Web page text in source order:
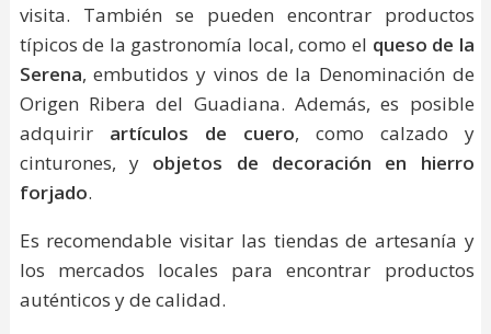
visita. También se pueden encontrar productos
típicos de la gastronomía local, como el queso de la
Serena, embutidos y vinos de la Denominación de
Origen Ribera del Guadiana. Además, es posible
adquirir artículos de cuero, como calzado y
cinturones, y objetos de decoración en hierro
forjado.
Es recomendable visitar las tiendas de artesanía y
los mercados locales para encontrar productos
auténticos y de calidad.